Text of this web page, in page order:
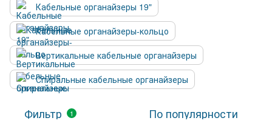
Кабельные органайзеры 19"
Кабельные органайзеры-кольцо
Вертикальные кабельные органайзеры
Спиральные кабельные органайзеры
Фильтр 1 По популярности